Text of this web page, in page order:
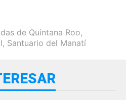
de Quintana Roo,
, Santuario del Manatí